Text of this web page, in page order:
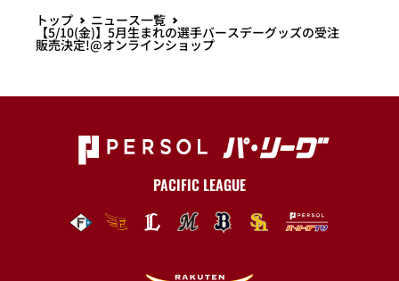
トップ ニュース一覧
【5/10(金)】5月生まれの選手バースデーグッズの受注
販売決定!@オンラインショップ
PACIFIC LEAGUE